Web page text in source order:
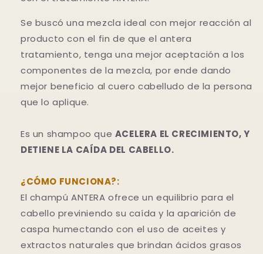
Se buscó una mezcla ideal con mejor reacción al
producto con el fin de que el antera
tratamiento, tenga una mejor aceptación a los
componentes de la mezcla, por ende dando
mejor beneficio al cuero cabelludo de la persona
que lo aplique.
Es un shampoo que ACELERA EL CRECIMIENTO, Y
DETIENE LA CAÍDA DEL CABELLO.
¿CÓMO FUNCIONA?:
El champú ANTERA ofrece un equilibrio para el
cabello previniendo su caída y la aparición de
caspa humectando con el uso de aceites y
extractos naturales que brindan ácidos grasos